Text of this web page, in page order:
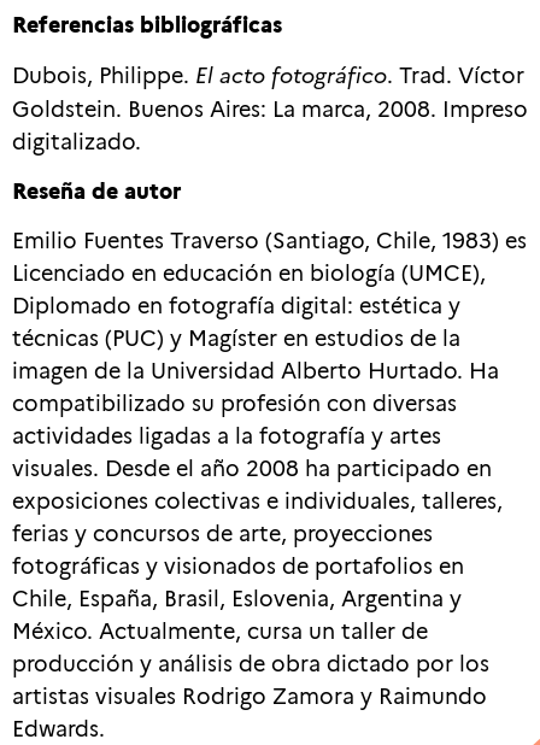
Referencias bibliográficas
Dubois, Philippe. El acto fotográfico. Trad. Víctor
Goldstein. Buenos Aires: La marca, 2008. Impreso
digitalizado.
Reseña de autor
Emilio Fuentes Traverso (Santiago, Chile, 1983) es
Licenciado en educación en biología (UMCE),
Diplomado en fotografía digital: estética y
técnicas (PUC) y Magíster en estudios de la
imagen de la Universidad Alberto Hurtado. Ha
compatibilizado su profesión con diversas
actividades ligadas a la fotografía y artes
visuales. Desde el año 2008 ha participado en
exposiciones colectivas e individuales, talleres,
ferias y concursos de arte, proyecciones
fotográficas y visionados de portafolios en
Chile, España, Brasil, Eslovenia, Argentina y
México. Actualmente, cursa un taller de
producción y análisis de obra dictado por los
artistas visuales Rodrigo Zamora y Raimundo
Edwards.